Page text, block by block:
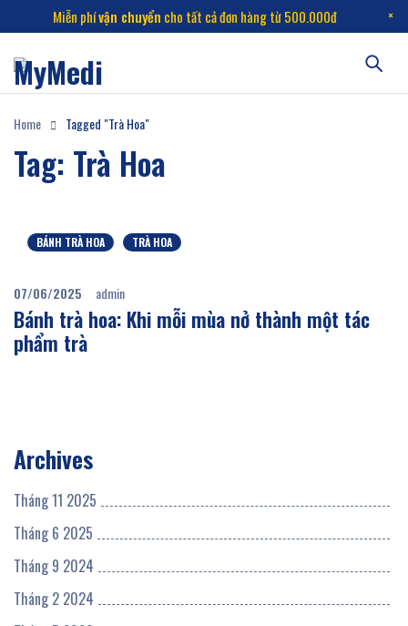
Miễn phívận chuyển cho tất cả đơn hàng từ 500.000đ
Home Tagged "Trà Hoa"
Tag: Trà Hoa
BÁNH TRÀ HOA TRÀ HOA
07/06/2025 admin
Bánh trà hoa: Khi mỗi mùa nở thành một tác
phẩm trà
Archives
Tháng 11 2025
Tháng 6 2025
Tháng 9 2024
Tháng 2 2024